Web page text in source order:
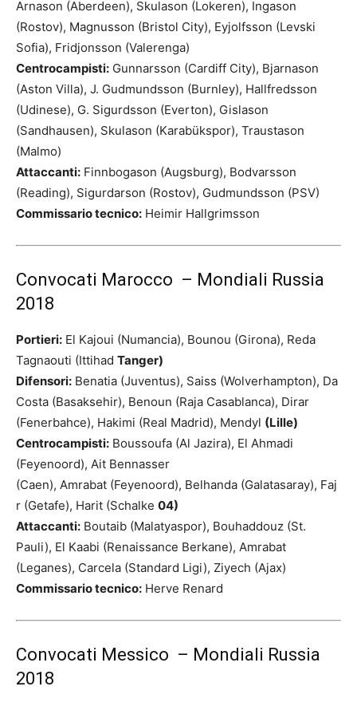
Arnason (Aberdeen), Skulason (Lokeren), Ingason
(Rostov), Magnusson (Bristol City), Eyjolfsson (Levski
Sofia), Fridjonsson (Valerenga)
Centrocampisti: Gunnarsson (Cardiff City), Bjarnason
(Aston Villa), J. Gudmundsson (Burnley), Hallfredsson
(Udinese), G. Sigurdsson (Everton), Gislason
(Sandhausen), Skulason (Karabükspor), Traustason
(Malmo)
Attaccanti: Finnbogason (Augsburg), Bodvarsson
(Reading), Sigurdarson (Rostov), Gudmundsson (PSV)
Commissario tecnico: Heimir Hallgrimsson
Convocati Marocco – Mondiali Russia
2018
Portieri: El Kajoui (Numancia), Bounou (Girona), Reda
Tagnaouti (Ittihad Tanger)
Difensori: Benatia (Juventus), Saiss (Wolverhampton), Da
Costa (Basaksehir), Benoun (Raja Casablanca), Dirar
(Fenerbahce), Hakimi (Real Madrid), Mendyl (Lille)
Centrocampisti: Boussoufa (Al Jazira), El Ahmadi
(Feyenoord), Ait Bennasser
(Caen), Amrabat (Feyenoord), Belhanda (Galatasaray), Faj
r (Getafe), Harit (Schalke 04)
Attaccanti: Boutaib (Malatyaspor), Bouhaddouz (St.
Pauli), El Kaabi (Renaissance Berkane), Amrabat
(Leganes), Carcela (Standard Ligi), Ziyech (Ajax)
Commissario tecnico: Herve Renard
Convocati Messico – Mondiali Russia
2018